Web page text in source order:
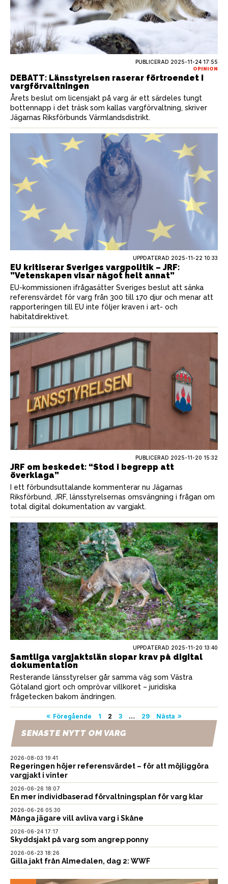
PUBLICERAD 2025-11-24 17:55
OPINION
DEBATT: Länsstyrelsen raserar förtroendet i
vargförvaltningen
Årets beslut om licensjakt på varg är ett särdeles tungt
bottennapp i det träsk som kallas vargförvaltning, skriver
Jägarnas Riksförbunds Värmlandsdistrikt.
UPPDATERAD 2025-11-22 10:33
EU kritiserar Sveriges vargpolitik – JRF:
”Vetenskapen visar något helt annat”
EU-kommissionen ifrågasätter Sveriges beslut att sänka
referensvärdet för varg från 300 till 170 djur och menar att
rapporteringen till EU inte följer kraven i art- och
habitatdirektivet.
PUBLICERAD 2025-11-20 15:32
JRF om beskedet: “Stod i begrepp att
överklaga”
I ett förbundsuttalande kommenterar nu Jägarnas
Riksförbund, JRF, länsstyrelsernas omsvängning i frågan om
total digital dokumentation av vargjakt.
UPPDATERAD 2025-11-20 13:40
Samtliga vargjaktslän slopar krav på digital
dokumentation
Resterande länsstyrelser går samma väg som Västra
Götaland gjort och omprövar villkoret – juridiska
frågetecken bakom ändringen.
Sidnumrering
för
inlägg
Föregående 1 2 3 … 29 Nästa
SENASTE NYTT OM VARG
2026-08-03 19:41
Regeringen höjer referensvärdet – för att möjliggöra
vargjakt i vinter
2026-06-26 18:07
En mer individbaserad förvaltningsplan för varg klar
2026-06-26 05:30
Många jägare vill avliva varg i Skåne
2026-06-24 17:17
Skyddsjakt på varg som angrep ponny
2026-06-23 18:26
Gilla jakt från Almedalen, dag 2: WWF